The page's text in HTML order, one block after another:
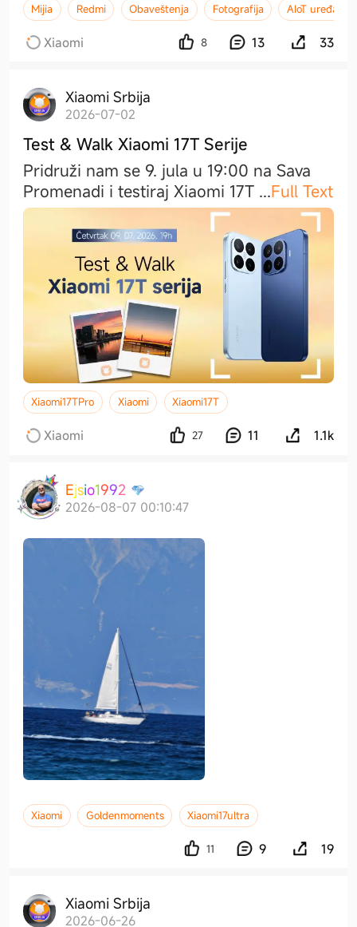
Mijia Redmi Obaveštenja Fotografija AIoT uređaji
Xiaomi 8 13 33
Xiaomi Srbija
2026-07-02
Test & Walk Xiaomi 17T Serije
Pridruži nam se 9. jula u 19:00 na Sava
Promenadi i testiraj Xiaomi 17T ...Full Text
Xiaomi17TPro Xiaomi Xiaomi17T
Xiaomi 27 11 1.1k
Ejsio1992
2026-08-07 00:10:47
Xiaomi Goldenmoments Xiaomi17ultra
11 9 19
Xiaomi Srbija
2026-06-26